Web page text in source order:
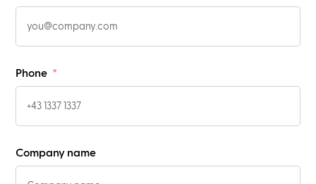
Phone
Company name